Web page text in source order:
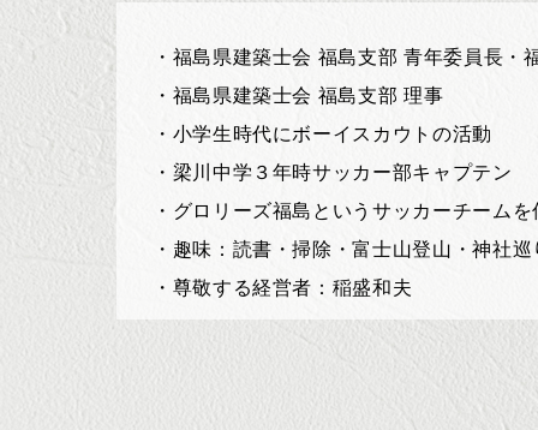
・福島県建築士会 福島支部 青年委員長
・福島県建築士会 福島支部 理事
・小学生時代にボーイスカウトの活動
・梁川中学３年時サッカー部キャプテン
・グロリーズ福島というサッカーチーム
・趣味：読書・掃除・富士山登山・神社巡
・尊敬する経営者：稲盛和夫